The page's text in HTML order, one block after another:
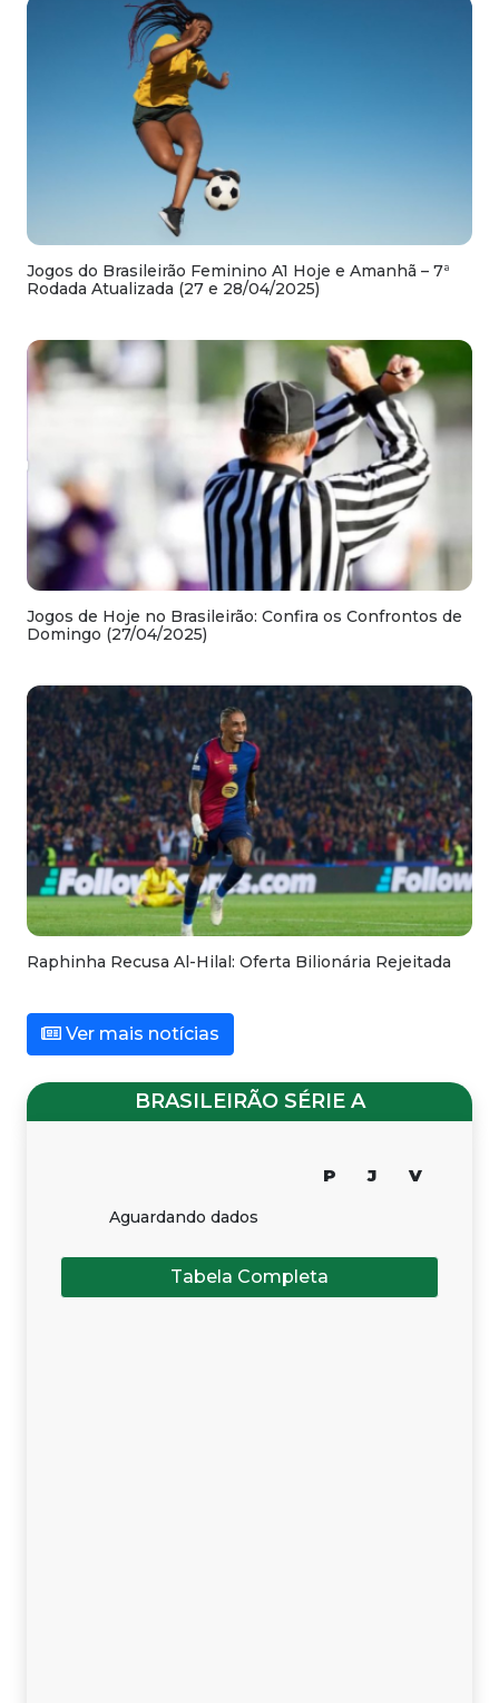
Jogos do Brasileirão Feminino A1 Hoje e Amanhã – 7ª
Rodada Atualizada (27 e 28/04/2025)
Jogos de Hoje no Brasileirão: Confira os Confrontos de
Domingo (27/04/2025)
Raphinha Recusa Al-Hilal: Oferta Bilionária Rejeitada
Ver mais notícias
BRASILEIRÃO SÉRIE A
P J V
Aguardando dados
Tabela Completa